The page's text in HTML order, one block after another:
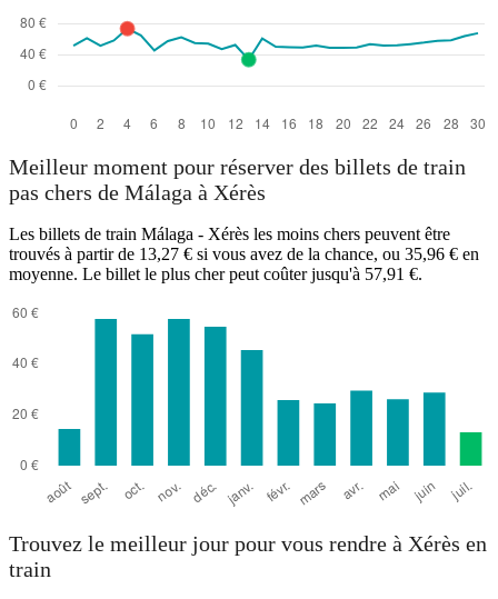
Meilleur moment pour réserver des billets de train
pas chers de Málaga à Xérès
Les billets de train Málaga - Xérès les moins chers peuvent être
trouvés à partir de 13,27 € si vous avez de la chance, ou 35,96 € en
moyenne. Le billet le plus cher peut coûter jusqu'à 57,91 €.
Trouvez le meilleur jour pour vous rendre à Xérès en
train